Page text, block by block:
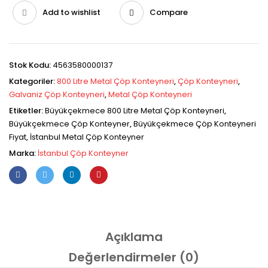
Add to wishlist Compare
Stok Kodu: 4563580000137
Kategoriler:800 Litre Metal Çöp Konteyneri,Çöp Konteyneri,
Galvaniz Çöp Konteyneri,Metal Çöp Konteyneri
Etiketler:Büyükçekmece 800 Litre Metal Çöp Konteyneri,
Büyükçekmece Çöp Konteyner,Büyükçekmece Çöp Konteyneri
Fiyat, İstanbul Metal Çöp Konteyner
Marka: İstanbul Çöp Konteyner
Açıklama
Değerlendirmeler (0)